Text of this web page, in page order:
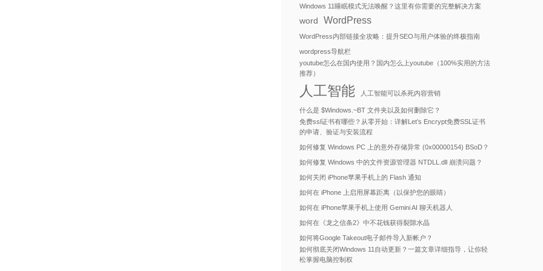
Windows 11睡眠模式无法唤醒？这里有你需要的完整解决方案
word WordPress
WordPress内部链接全攻略：提升SEO与用户体验的终极指南
wordpress导航栏
youtube怎么在国内使用？国内怎么上youtube（100%实用的方法
推荐）
人工智能 人工智能可以杀死内容营销
什么是 $Windows.~BT 文件夹以及如何删除它？
免费ssl证书有哪些？从零开始：详解Let’s Encrypt免费SSL证书
的申请、验证与安装流程
如何修复 Windows PC 上的意外存储异常 (0x00000154) BSoD？
如何修复 Windows 中的文件资源管理器 NTDLL.dll 崩溃问题？
如何关闭 iPhone苹果手机上的 Flash 通知
如何在 iPhone 上启用屏幕距离（以保护您的眼睛）
如何在 iPhone苹果手机上使用 Gemini AI 聊天机器人
如何在《龙之信条2》中不花钱获得裂隙水晶
如何将Google Takeout电子邮件导入新帐户？
如何彻底关闭Windows 11自动更新？一篇文章详细指导，让你轻
松掌握电脑控制权